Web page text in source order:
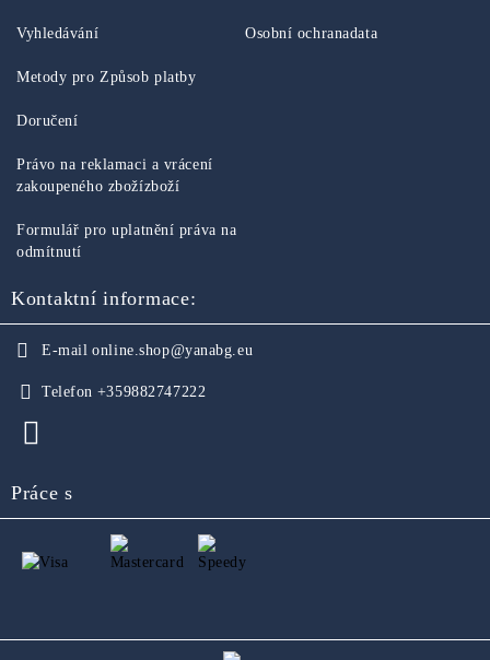
Vyhledávání Osobní ochranadata
Metody pro Způsob platby
Doručení
Právo na reklamaci a vrácení
zakoupeného zbožízboží
Formulář pro uplatnění práva na
odmítnutí
Kontaktní informace:
E-mail online.shop@yanabg.eu
Telefon +359882747222
Práce s